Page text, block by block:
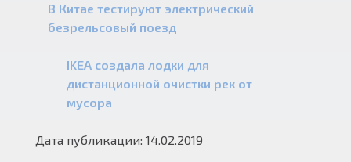
В Китае тестируют электрический
безрельсовый поезд
IKEA создала лодки для
дистанционной очистки рек от
мусора
Дата публикации: 14.02.2019